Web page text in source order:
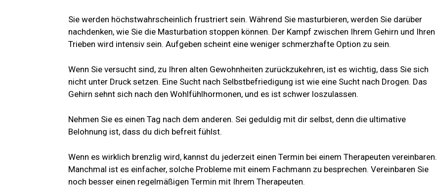
Sie werden höchstwahrscheinlich frustriert sein. Während Sie masturbieren, werden Sie darüber
nachdenken, wie Sie die Masturbation stoppen können. Der Kampf zwischen Ihrem Gehirn und Ihren
Trieben wird intensiv sein. Aufgeben scheint eine weniger schmerzhafte Option zu sein.
Wenn Sie versucht sind, zu Ihren alten Gewohnheiten zurückzukehren, ist es wichtig, dass Sie sich
nicht unter Druck setzen. Eine Sucht nach Selbstbefriedigung ist wie eine Sucht nach Drogen. Das
Gehirn sehnt sich nach den Wohlfühlhormonen, und es ist schwer loszulassen.
Nehmen Sie es einen Tag nach dem anderen. Sei geduldig mit dir selbst, denn die ultimative
Belohnung ist, dass du dich befreit fühlst.
Wenn es wirklich brenzlig wird, kannst du jederzeit einen Termin bei einem Therapeuten vereinbaren.
Manchmal ist es einfacher, solche Probleme mit einem Fachmann zu besprechen. Vereinbaren Sie
noch besser einen regelmäßigen Termin mit Ihrem Therapeuten.